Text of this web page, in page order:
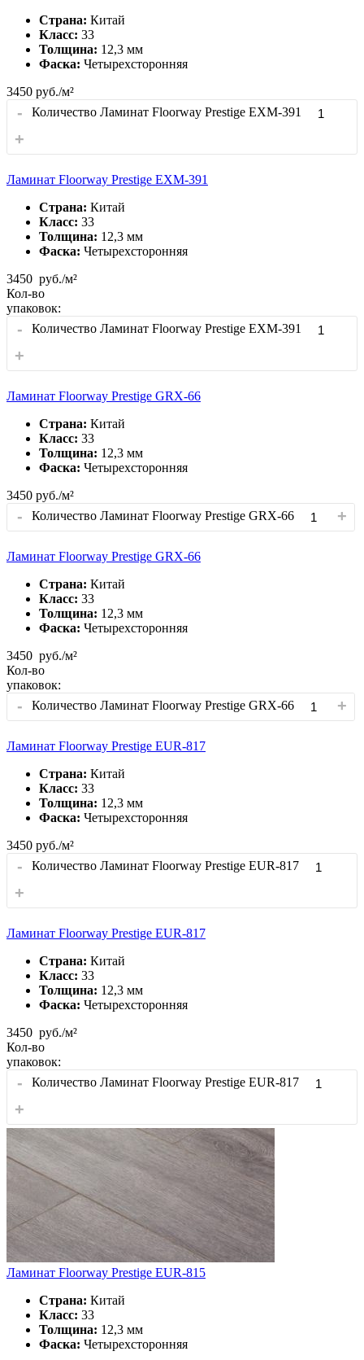
Страна: Китай
Класс: 33
Толщина: 12,3 мм
Фаска: Четырехсторонняя
3450 руб./м²
- Количество Ламинат Floorway Prestige EXM-391
+
Ламинат Floorway Prestige EXM-391
Страна: Китай
Класс: 33
Толщина: 12,3 мм
Фаска: Четырехсторонняя
3450 руб./м²
Кол-во
упаковок:
- Количество Ламинат Floorway Prestige EXM-391
+
Ламинат Floorway Prestige GRX-66
Страна: Китай
Класс: 33
Толщина: 12,3 мм
Фаска: Четырехсторонняя
3450 руб./м²
- Количество Ламинат Floorway Prestige GRX-66 +
Ламинат Floorway Prestige GRX-66
Страна: Китай
Класс: 33
Толщина: 12,3 мм
Фаска: Четырехсторонняя
3450 руб./м²
Кол-во
упаковок:
- Количество Ламинат Floorway Prestige GRX-66 +
Ламинат Floorway Prestige EUR-817
Страна: Китай
Класс: 33
Толщина: 12,3 мм
Фаска: Четырехсторонняя
3450 руб./м²
- Количество Ламинат Floorway Prestige EUR-817
+
Ламинат Floorway Prestige EUR-817
Страна: Китай
Класс: 33
Толщина: 12,3 мм
Фаска: Четырехсторонняя
3450 руб./м²
Кол-во
упаковок:
- Количество Ламинат Floorway Prestige EUR-817
+
Ламинат Floorway Prestige EUR-815
Страна: Китай
Класс: 33
Толщина: 12,3 мм
Фаска: Четырехсторонняя